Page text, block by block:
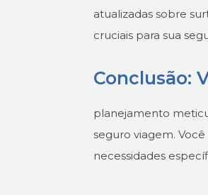
atualizadas sobre
cruciais para sua
Conclusão:
planejamento
seguro viagem.
necessidades